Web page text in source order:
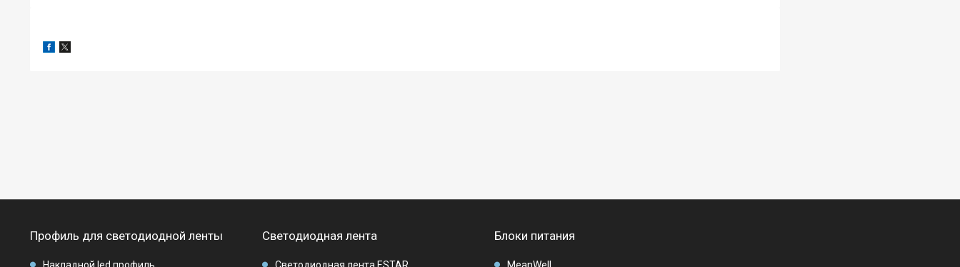
Профиль для светодиодной ленты Светодиодная лента Блоки питания